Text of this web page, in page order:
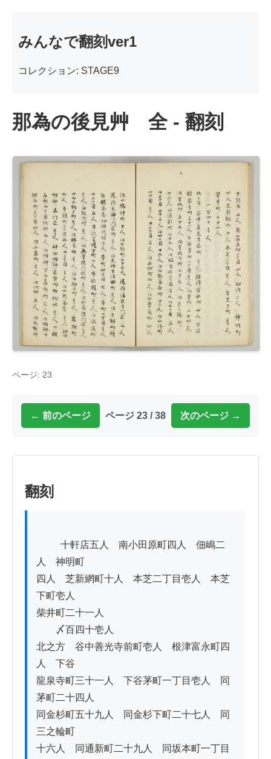
みんなで翻刻ver1
コレクション: STAGE9
那為の後見艸 全 - 翻刻
ページ: 23
← 前のページ ページ 23 / 38 次のページ →
翻刻
人　神明町
四人　芝新網町十人　本芝二丁目壱人　本芝
下町壱人
柴井町二十一人
〆百四十壱人
北之方　谷中善光寺前町壱人　根津富永町四
人　下谷
龍泉寺町三十一人　下谷茅町一丁目壱人　同
茅町二十四人
同金杉町五十九人　同金杉下町二十七人　同
三之輪町
十六人　同通新町二十九人　同坂本町一丁目